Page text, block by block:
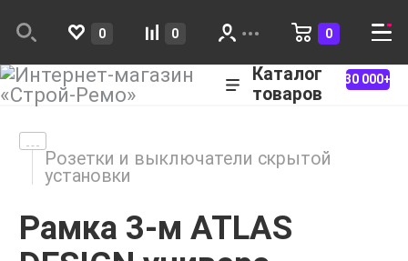
0 0 0
Каталог
товаров
30 000+
Розетки и выключатели скрытой
установки
Рамка 3-м ATLAS